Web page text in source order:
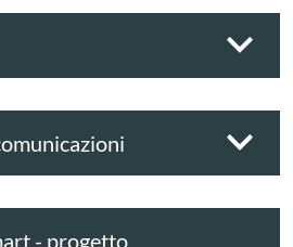
- progetto